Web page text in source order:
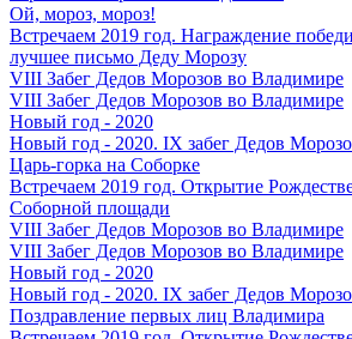
Ой, мороз, мороз!
Встречаем 2019 год. Награждение
лучшее письмо Деду Морозу
VIII Забег Дедов Морозов во Владимире
VIII Забег Дедов Морозов во Владимире
Новый год - 2020
Новый год - 2020. IX забег Дедов
Царь-горка на Соборке
Встречаем 2019 год. Открытие
Соборной площади
VIII Забег Дедов Морозов во Владимире
VIII Забег Дедов Морозов во Владимире
Новый год - 2020
Новый год - 2020. IX забег Дедов
Поздравление первых лиц Владимира